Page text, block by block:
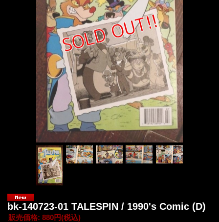
bk-140723-01 TALESPIN / 1990's Comic (D)
販売価格: 880円(税込)